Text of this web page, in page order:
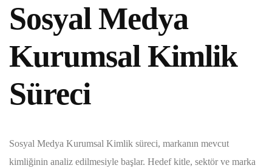
Sosyal Medya
Kurumsal Kimlik
Süreci
Sosyal Medya Kurumsal Kimlik süreci, markanın mevcut
kimliğinin analiz edilmesiyle başlar. Hedef kitle, sektör ve marka